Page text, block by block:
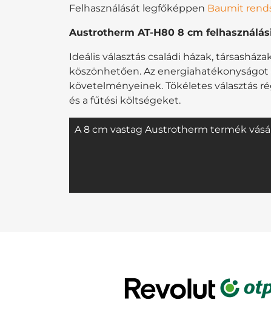
Felhasználását legfőképpen Baumit
Austrotherm AT-H80 8 cm
Ideális választás családi házak,
köszönhetően. Az
követelményeinek. Tökéletes választás
és a fűtési költségeket.
A 8 cm vastag Austrotherm termék